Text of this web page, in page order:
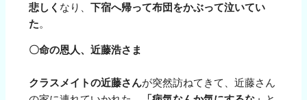
悲しく なり、下宿へ帰って布団をかぶって泣いてい
た。
〇命の恩人、近藤浩さま
クラスメイトの近藤さんが突然訪ねてきて、近藤さん